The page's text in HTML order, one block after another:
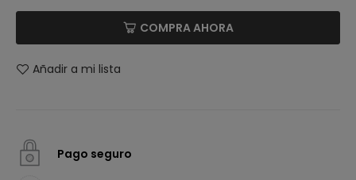
COMPRA AHORA
Añadir a mi lista
Pago seguro